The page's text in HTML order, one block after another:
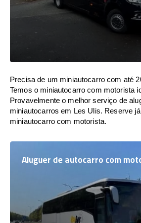
Precisa de um miniautocarro com até
Temos o miniautocarro com motorista
Provavelmente o melhor serviço de
miniautocarros em Les Ulis. Reserve
miniautocarro com motorista.
Aluguer de autocarro com